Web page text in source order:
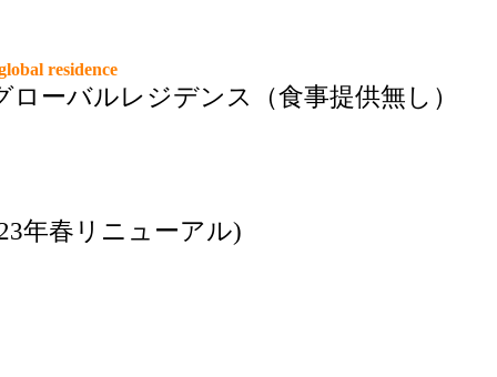
residence
ローバルレジデンス（食事提供無し）
年春リニューアル)